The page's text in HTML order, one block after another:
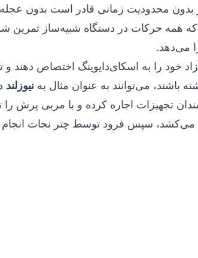
محدودیت زمانی قادر است بدون عجله،
که همه حرکات در دستگاه شبیه‌ساز تمرین
می‌دهد.
خود را به اسکای‌دایوینگ اختصاص دهند و
باشند، می‌توانند به عنوان مثال بهنیوزلند
تجهیزات اجاره کرده و با مربی پرش
دقیقه طول می‌کشد، سپس فرود توسط چتر نجات